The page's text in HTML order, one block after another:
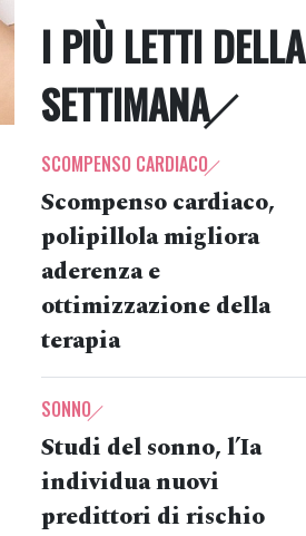
I PIÙ LETTI DELLA
SETTIMANA
SCOMPENSO CARDIACO
Scompenso cardiaco,
polipillola migliora
aderenza e
ottimizzazione della
terapia
SONNO
Studi del sonno, l’Ia
individua nuovi
predittori di rischio